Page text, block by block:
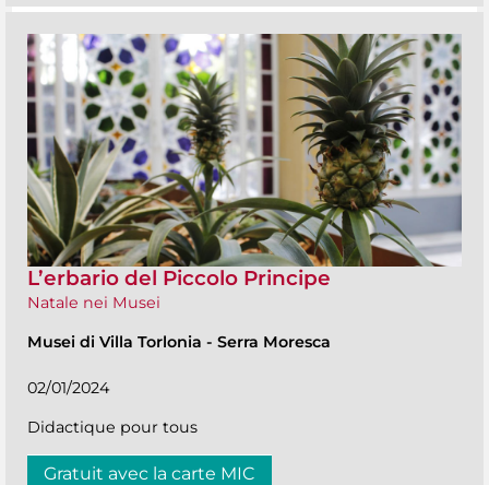
L’erbario del Piccolo Principe
Natale nei Musei
Musei di Villa Torlonia - Serra Moresca
02/01/2024
Didactique pour tous
Gratuit avec la carte MIC